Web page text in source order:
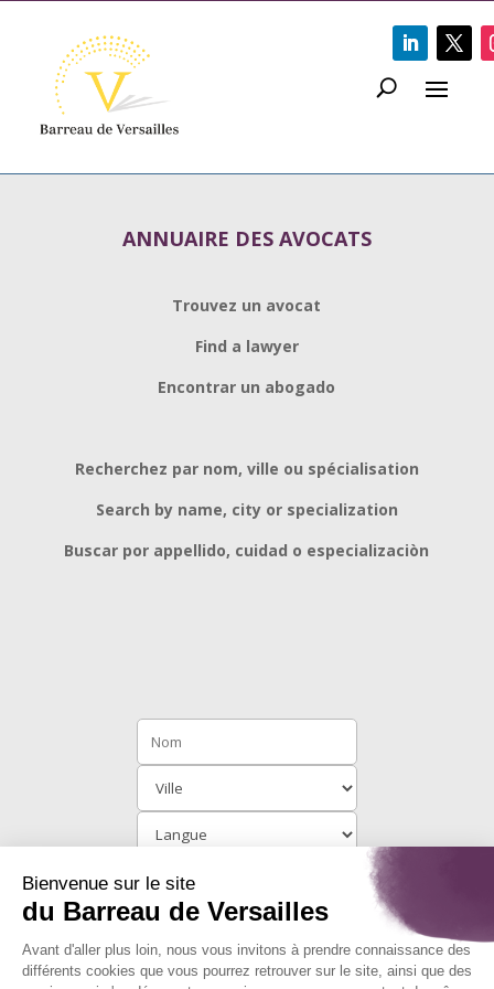
ANNUAIRE DES AVOCATS
Trouvez un avocat
Find a lawyer
Encontrar un abogado
Recherchez par nom, ville ou spécialisation
Search by name, city or specialization
Buscar por appellido, cuidad o especializaciòn